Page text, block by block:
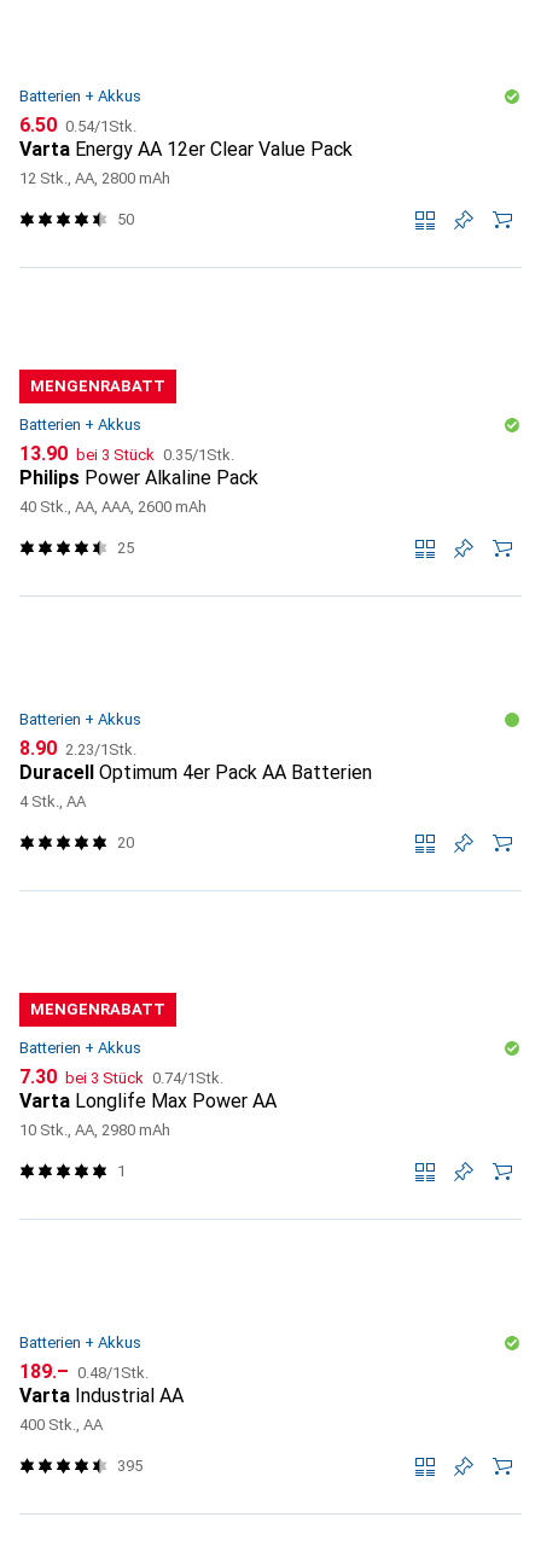
Batterien + Akkus
CHF
6.50 CHF
0.54/1Stk.
Varta Energy AA 12er Clear Value Pack
12 Stk., AA, 2800 mAh
50
MENGENRABATT
Batterien + Akkus
CHF
13.90 bei 3 Stück CHF
0.35/1Stk.
Philips Power Alkaline Pack
40 Stk., AA, AAA, 2600 mAh
25
Batterien + Akkus
CHF
8.90 CHF
2.23/1Stk.
Duracell Optimum 4er Pack AA Batterien
4 Stk., AA
20
MENGENRABATT
Batterien + Akkus
CHF
7.30 bei 3 Stück CHF
0.74/1Stk.
Varta Longlife Max Power AA
10 Stk., AA, 2980 mAh
1
Batterien + Akkus
CHF
189.– CHF
0.48/1Stk.
Varta Industrial AA
400 Stk., AA
395